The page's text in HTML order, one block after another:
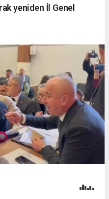
yeniden İl Genel